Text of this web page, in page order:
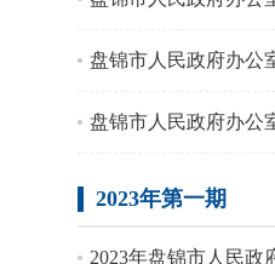
盘锦市人民政府办公
盘锦市人民政府办公
2023年第一期
2023年盘锦市人民政